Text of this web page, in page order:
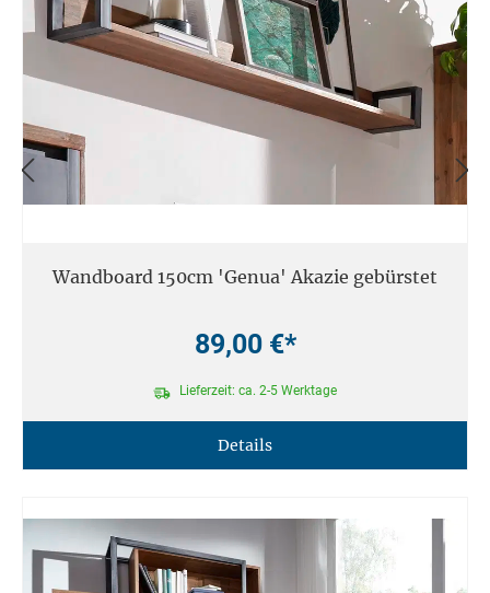
Wandboard 150cm 'Genua' Akazie gebürstet
89,00 €*
Lieferzeit: ca. 2-5 Werktage
Details